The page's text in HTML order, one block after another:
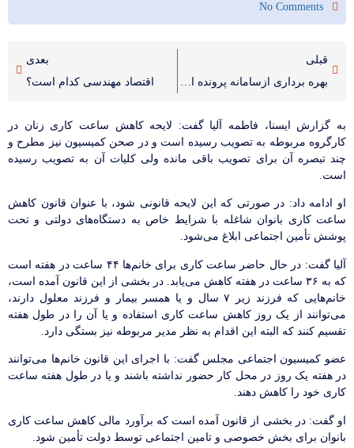
No Comments
قبلی
بهره برداری ازسامانه پرونده الکترونیکی بیمه شدگان
بعدی
اقتصاد مهندسی کدام است؟
به گزارش ایسنا، فاطمه آلیا گفت: لایحه کاهش ساعت کاری زنان در
کارگروه مربوطه به تصویب رسیده است و در صحن کمیسیون نیز مطرح و
چند تبصره آن برای تصویب باقی مانده ولی کلیات آن به تصویب رسیده
است.
او ادامه داد:‌ در صورتی که این لایحه قانونی شود، با عنوان قانون کاهش
ساعت کاری بانوان شاغله با شرایط خاص به دستگاه‌های دولتی و تحت
پوشش تأمین اجتماعی ابلاغ می‌شود.
آلیا گفت: در حال حاضر ساعت کاری برای خانم‌ها ۴۴ ساعت در هفته است
که به ۳۶ ساعت در هفته کاهش می‌یابد. در بخشی از این قانون آمده است،
خانم‌هایی که فرزند زیر ۷ سال و یا همسر بیمار و فرزند معلول دارند،
می‌توانند از یک روز کاهش ساعت کاری استفاده و یا آن را در طول هفته
تقسیم کنند که البته این اقدام به نظر مدیر مربوطه نیز بستگی دارد.
عضو کمیسیون اجتماعی مجلس گفت: ‌با اجرای این قانون خانم‌ها می‌توانند
در هفته یک روز در محل کار حضور نداشته باشند و یا در طول هفته ساعت
کاری خود را کاهش دهند.
او گفت: در بخشی از قانون آمده است که برآورد مالی کاهش ساعت کاری
بانوان برای بخش خصوصی و تامین اجتماعی توسط دولت تأمین شود.